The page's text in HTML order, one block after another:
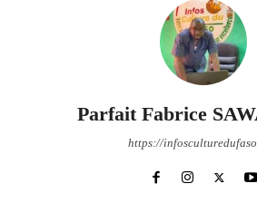
Parfait Fabrice
https://